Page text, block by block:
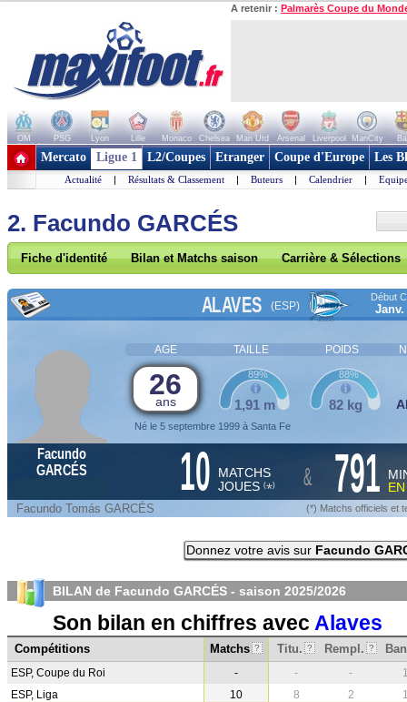
A retenir : Palmarès Coupe du
OM PSG Lyon Lille Monaco Chelsea Man Utd Arsenal Liverpool ManCity
+ de clubs
Mercato Ligue 1 L2/Coupes Etranger Coupe d'Europe Les
Actualité | Résultats & Classement | Buteurs | Calendrier |
2. Facundo GARCÉS
Fiche d'identité Bilan et Matchs saison Carrière & Sélections
ALAVES (ESP)
Début
Janv.
AGE TAILLE POIDS
26
ans
Né le 5 septembre 1999 à Santa Fe
1,91 m
89%
82 kg
88%
Facundo
GARCÉS
10 MATCHS
JOUES (*) & 791
Facundo Tomás GARCÉS (*) Matchs officiels et
Donnez votre avis sur Facundo
BILAN de Facundo GARCÉS - saison 2025/2026
Son bilan en chiffres avec Alaves
Compétitions Matchs ? Titu. ? Rempl. ?
ESP, Coupe du Roi - - -
ESP, Liga
10 8 2